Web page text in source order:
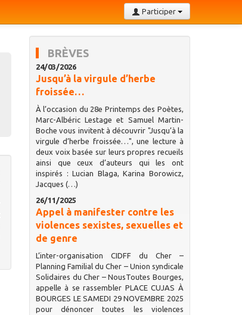
Participer
BRÈVES
24/03/2026
Jusqu’à la virgule d’herbe
froissée…
À l’occasion du 28e Printemps des Poètes,
Marc-Albéric Lestage et Samuel Martin-
Boche vous invitent à découvrir "Jusqu’à la
virgule d’herbe froissée…", une lecture à
deux voix basée sur leurs propres recueils
ainsi que ceux d’auteurs qui les ont
inspirés : Lucian Blaga, Karina Borowicz,
Jacques (…)
26/11/2025
Appel à manifester contre les
violences sexistes, sexuelles et
de genre
L’inter-organisation CIDFF du Cher –
Planning Familial du Cher – Union syndicale
Solidaires du Cher – NousToutes Bourges,
appelle à se rassembler PLACE CUJAS À
BOURGES LE SAMEDI 29 NOVEMBRE 2025
pour dénoncer toutes les violences